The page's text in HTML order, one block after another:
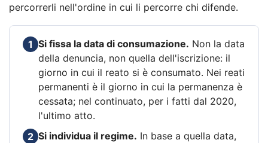
percorrerli nell'ordine in cui li percorre chi difende.
1 Si fissa la data di consumazione. Non la data
della denuncia, non quella dell'iscrizione: il
giorno in cui il reato si è consumato. Nei reati
permanenti è il giorno in cui la permanenza è
cessata; nel continuato, per i fatti dal 2020,
l'ultimo atto.
2 Si individua il regime. In base a quella data,